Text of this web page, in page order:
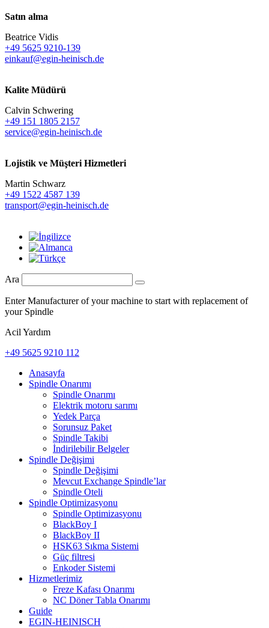
Satın alma
Beatrice Vidis
+49 5625 9210-139
einkauf@egin-heinisch.de
Kalite Müdürü
Calvin Schwering
+49 151 1805 2157
service@egin-heinisch.de
Lojistik ve Müşteri Hizmetleri
Martin Schwarz
+49 1522 4587 139
transport@egin-heinisch.de
Ara
Enter Manufacturer of your machine to start with replacement of
your Spindle
Acil Yardım
+49 5625 9210 112
Anasayfa
Spindle Onarımı
Spindle Onarımı
Elektrik motoru sarımı
Yedek Parça
Sorunsuz Paket
Spindle Takibi
İndirilebilir Belgeler
Spindle Değişimi
Spindle Değişimi
Mevcut Exchange Spindle’lar
Spindle Oteli
Spindle Optimizasyonu
Spindle Optimizasyonu
BlackBoy I
BlackBoy II
HSK63 Sıkma Sistemi
Güç filtresi
Enkoder Sistemi
Hizmetlerimiz
Freze Kafası Onarımı
NC Döner Tabla Onarımı
Guide
EGIN-HEINISCH